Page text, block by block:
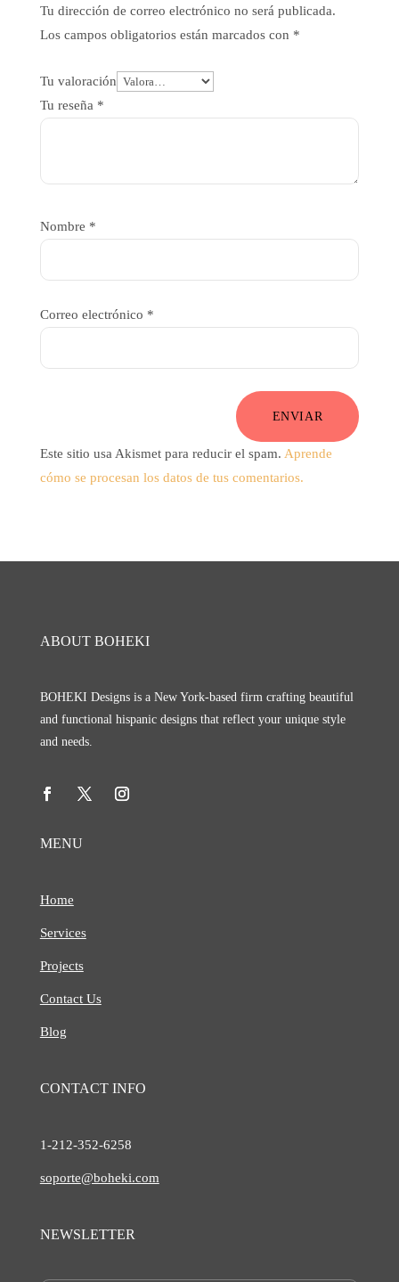
Tu dirección de correo electrónico no será publicada.
Los campos obligatorios están marcados con *
Tu valoración
Tu reseña *
Nombre *
Correo electrónico *
ENVIAR
Este sitio usa Akismet para reducir el spam. Aprende
cómo se procesan los datos de tus comentarios.
ABOUT BOHEKI
BOHEKI Designs is a New York-based firm crafting beautiful
and functional hispanic designs that reflect your unique style
and needs.
MENU
Home
Services
Projects
Contact Us
Blog
CONTACT INFO
1-212-352-6258
soporte@boheki.com
NEWSLETTER